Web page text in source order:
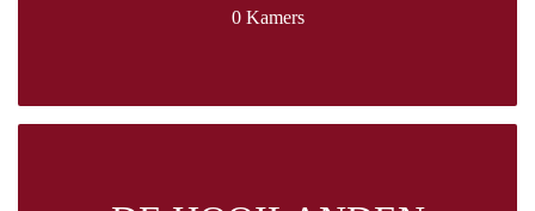
0 Kamers